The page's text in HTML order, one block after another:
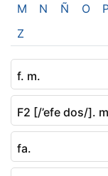
M
N Ñ O
Z
f. m.
F2 [/’efe dos/].
fa.